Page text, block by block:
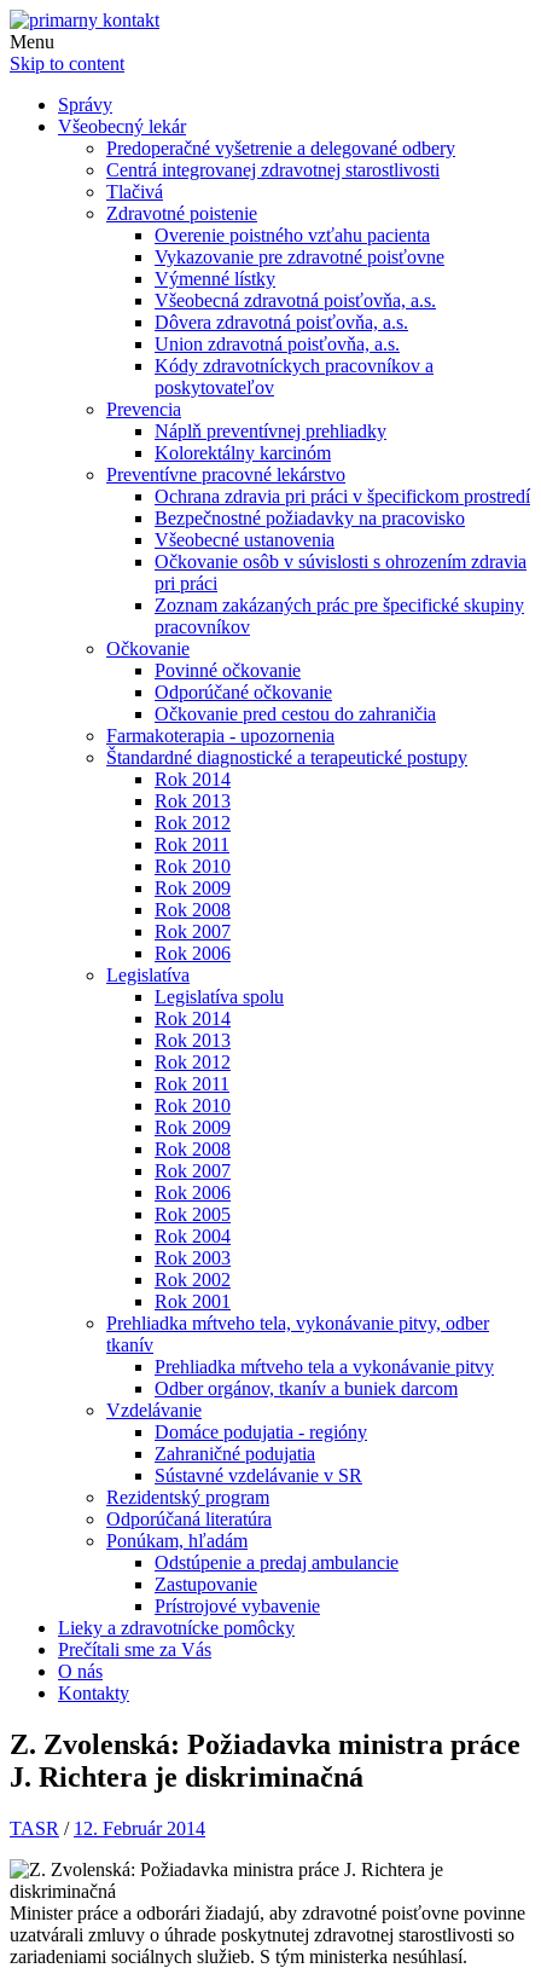
Menu
Skip to content
Správy
Všeobecný lekár
Predoperačné vyšetrenie a delegované odbery
Centrá integrovanej zdravotnej starostlivosti
Tlačivá
Zdravotné poistenie
Overenie poistného vzťahu pacienta
Vykazovanie pre zdravotné poisťovne
Výmenné lístky
Všeobecná zdravotná poisťovňa, a.s.
Dôvera zdravotná poisťovňa, a.s.
Union zdravotná poisťovňa, a.s.
Kódy zdravotníckych pracovníkov a
poskytovateľov
Prevencia
Náplň preventívnej prehliadky
Kolorektálny karcinóm
Preventívne pracovné lekárstvo
Ochrana zdravia pri práci v špecifickom prostredí
Bezpečnostné požiadavky na pracovisko
Všeobecné ustanovenia
Očkovanie osôb v súvislosti s ohrozením zdravia
pri práci
Zoznam zakázaných prác pre špecifické skupiny
pracovníkov
Očkovanie
Povinné očkovanie
Odporúčané očkovanie
Očkovanie pred cestou do zahraničia
Farmakoterapia - upozornenia
Štandardné diagnostické a terapeutické postupy
Rok 2014
Rok 2013
Rok 2012
Rok 2011
Rok 2010
Rok 2009
Rok 2008
Rok 2007
Rok 2006
Legislatíva
Legislatíva spolu
Rok 2014
Rok 2013
Rok 2012
Rok 2011
Rok 2010
Rok 2009
Rok 2008
Rok 2007
Rok 2006
Rok 2005
Rok 2004
Rok 2003
Rok 2002
Rok 2001
Prehliadka mŕtveho tela, vykonávanie pitvy, odber
tkanív
Prehliadka mŕtveho tela a vykonávanie pitvy
Odber orgánov, tkanív a buniek darcom
Vzdelávanie
Domáce podujatia - regióny
Zahraničné podujatia
Sústavné vzdelávanie v SR
Rezidentský program
Odporúčaná literatúra
Ponúkam, hľadám
Odstúpenie a predaj ambulancie
Zastupovanie
Prístrojové vybavenie
Lieky a zdravotnícke pomôcky
Prečítali sme za Vás
O nás
Kontakty
Z. Zvolenská: Požiadavka ministra práce
J. Richtera je diskriminačná
TASR / 12. Február 2014
Minister práce a odborári žiadajú, aby zdravotné poisťovne povinne
uzatvárali zmluvy o úhrade poskytnutej zdravotnej starostlivosti so
zariadeniami sociálnych služieb. S tým ministerka nesúhlasí.